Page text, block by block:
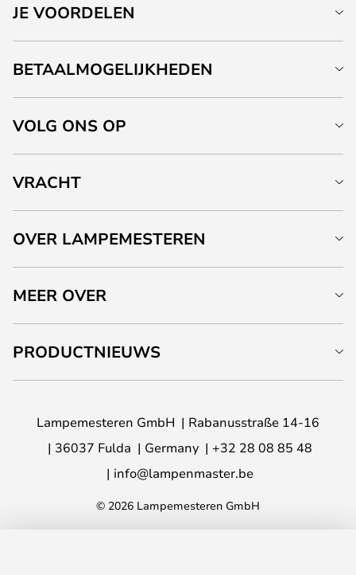
JE VOORDELEN
BETAALMOGELIJKHEDEN
VOLG ONS OP
VRACHT
OVER LAMPEMESTEREN
MEER OVER
PRODUCTNIEUWS
Lampemesteren GmbH
Rabanusstraße 14-16
36037 Fulda
Germany
+32 28 08 85 48
info@lampenmaster.be
© 2026 Lampemesteren GmbH